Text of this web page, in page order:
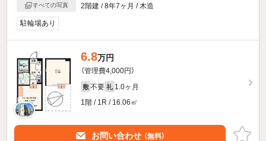
すべての写真
2階建 / 8年7ヶ月 / 木造
駐輪場あり
6.8万円
（管理費4,000円）
敷 不要 礼 1.0ヶ月
1階 / 1R / 16.06㎡
お問い合わせ （無料）